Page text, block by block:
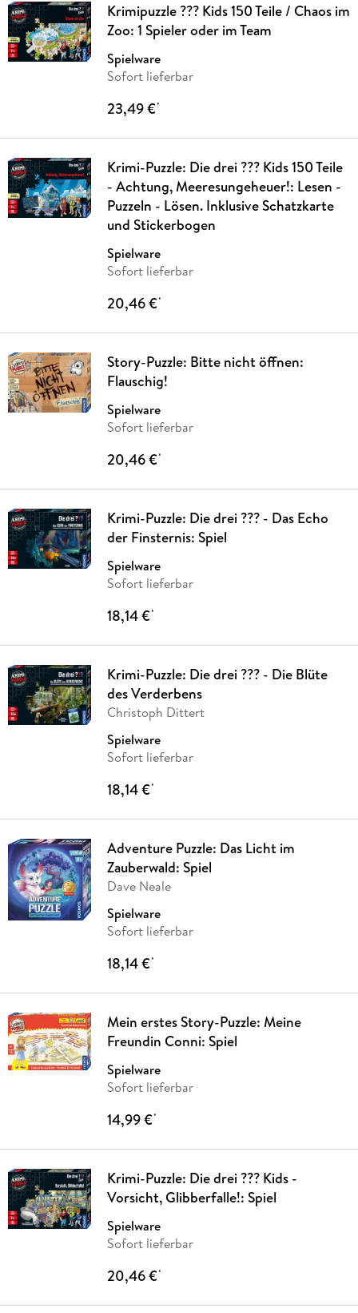
Krimipuzzle ??? Kids 150 Teile / Chaos im
Zoo: 1 Spieler oder im Team
Spielware
Sofort lieferbar
23,49 €*
Krimi-Puzzle: Die drei ??? Kids 150 Teile
- Achtung, Meeresungeheuer!: Lesen -
Puzzeln - Lösen. Inklusive Schatzkarte
und Stickerbogen
Spielware
Sofort lieferbar
20,46 €*
Story-Puzzle: Bitte nicht öffnen:
Flauschig!
Spielware
Sofort lieferbar
20,46 €*
Krimi-Puzzle: Die drei ??? - Das Echo
der Finsternis: Spiel
Spielware
Sofort lieferbar
18,14 €*
Krimi-Puzzle: Die drei ??? - Die Blüte
des Verderbens
Christoph Dittert
Spielware
Sofort lieferbar
18,14 €*
Adventure Puzzle: Das Licht im
Zauberwald: Spiel
Dave Neale
Spielware
Sofort lieferbar
18,14 €*
Mein erstes Story-Puzzle: Meine
Freundin Conni: Spiel
Spielware
Sofort lieferbar
14,99 €*
Krimi-Puzzle: Die drei ??? Kids -
Vorsicht, Glibberfalle!: Spiel
Spielware
Sofort lieferbar
20,46 €*